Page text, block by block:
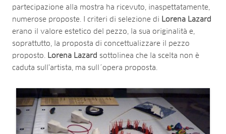
partecipazione alla mostra ha ricevuto, inaspettatamente,
numerose proposte. I criteri di selezione di Lorena Lazard
erano il valore estetico del pezzo, la sua originalità e,
soprattutto, la proposta di concettualizzare il pezzo
proposto. Lorena Lazard sottolinea che la scelta non è
caduta sull’artista, ma sull´opera proposta.